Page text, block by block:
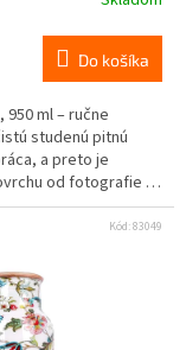
Do košíka
ml – ručne
studenú pitnú
a preto je
od fotografie sú
na čistú
ocot, víno), mlieko,
ženy a osoby s
Kód:83049